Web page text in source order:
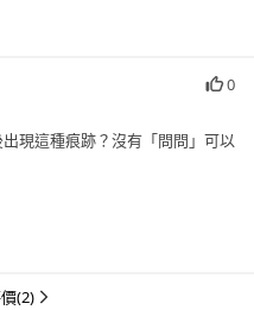
0
現這種痕跡？沒有「問問」可以
(2)